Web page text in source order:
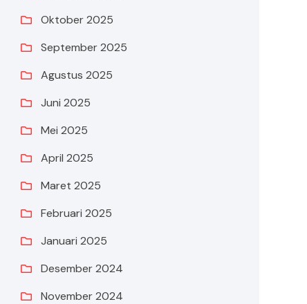
Oktober 2025
September 2025
Agustus 2025
Juni 2025
Mei 2025
April 2025
Maret 2025
Februari 2025
Januari 2025
Desember 2024
November 2024